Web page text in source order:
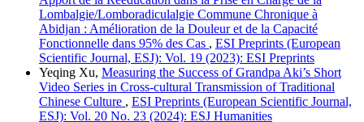
Lombalgie/Lomboradiculalgie Commune Chronique à
Abidjan : Amélioration de la Douleur et de la Capacité
Fonctionnelle dans 95% des Cas , ESI Preprints (European
Scientific Journal, ESJ): Vol. 19 (2023): ESI Preprints
Yeqing Xu, Measuring the Success of Grandpa Aki’s Short
Video Series in Cross-cultural Transmission of Traditional
Chinese Culture , ESI Preprints (European Scientific Journal,
ESJ): Vol. 20 No. 23 (2024): ESJ Humanities